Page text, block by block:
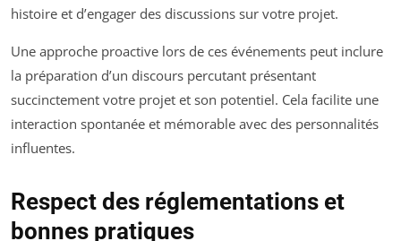
histoire et d’engager des discussions sur votre projet.
Une approche proactive lors de ces événements peut inclure
la préparation d’un discours percutant présentant
succinctement votre projet et son potentiel. Cela facilite une
interaction spontanée et mémorable avec des personnalités
influentes.
Respect des réglementations et
bonnes pratiques